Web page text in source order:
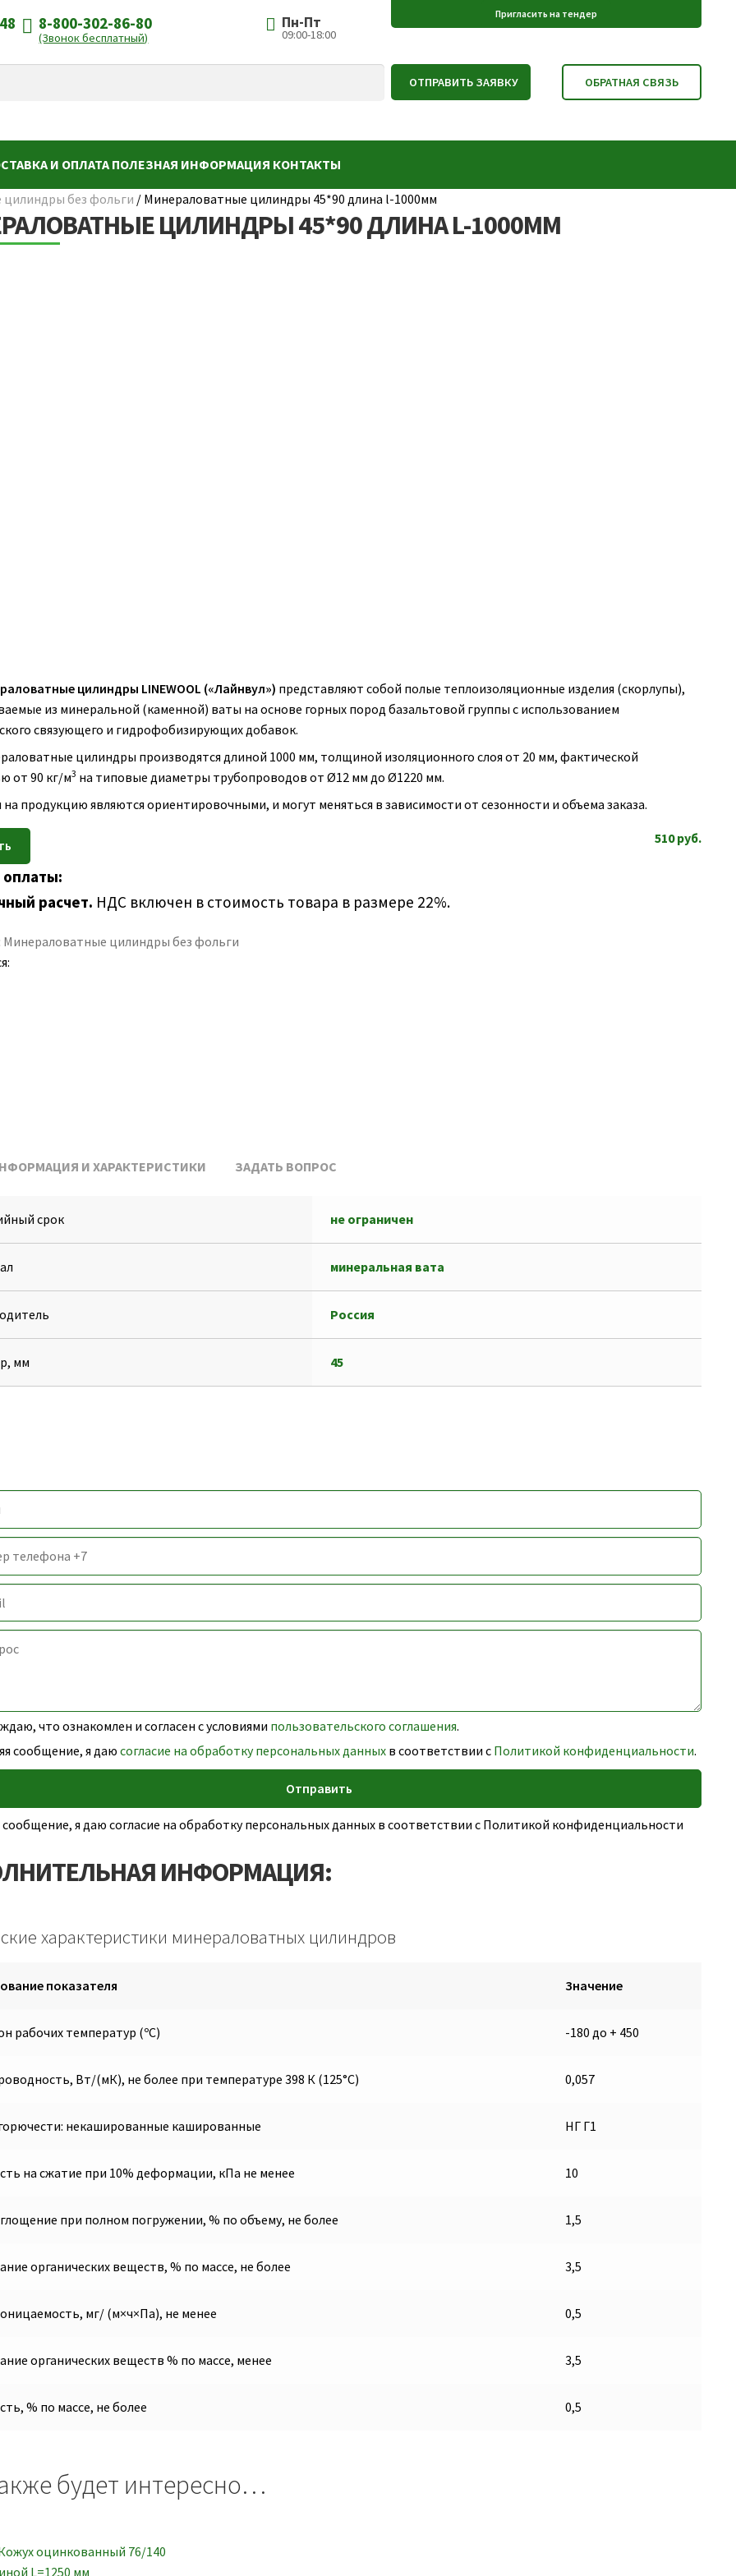
8-800-302-86-80
(Звонок бесплатный)
Пн-Пт
09:00-18:00
И ОПЛАТА ПОЛЕЗНАЯ ИНФОРМАЦИЯ КОНТАКТЫ
без фольги / Минераловатные цилиндры 45*90 длина l-1000мм
ЦИЛИНДРЫ 45*90 ДЛИНА L-1000ММ
цилиндры LINEWOOL («Лайнвул») представляют собой полые теплоизоляционные изделия (скорлупы),
из минеральной (каменной) ваты на основе горных пород базальтовой группы с использованием
связующего и гидрофобизирующих добавок.
цилиндры производятся длиной 1000 мм, толщиной изоляционного слоя от 20 мм, фактической
от 90 кг/м3 на типовые диаметры трубопроводов от Ø12 мм до Ø1220 мм.
продукцию являются ориентировочными, и могут меняться в зависимости от сезонности и объема заказа.
510руб.
расчет. НДС включен в стоимость товара в размере 22%.
Минераловатные цилиндры без фольги
И ХАРАКТЕРИСТИКИ ЗАДАТЬ ВОПРОС
срок не ограничен
минеральная вата
Россия
мм 45
что ознакомлен и согласен с условиями пользовательского соглашения.
сообщение, я даю согласие на обработку персональных данныхв соответствии с Политикой конфиденциальности.
я даю согласие на обработку персональных данных в соответствии с Политикой конфиденциальности
ИНФОРМАЦИЯ:
характеристики минераловатных цилиндров
показателя Значение
рабочих температур (ºС) -180 до + 450
Вт/(мК), не более при температуре 398 К (125°С) 0,057
некашированные кашированные НГ Г1
на сжатие при 10% деформации, кПа не менее 10
при полном погружении, % по объему, не более 1,5
органических веществ, % по массе, не более 3,5
мг/ (м×ч×Па), не менее 0,5
органических веществ % по массе, менее 3,5
% по массе, не более 0,5
будет интересно…